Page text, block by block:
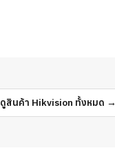
ดูสินค้า Hikvision ทั้งหมด →